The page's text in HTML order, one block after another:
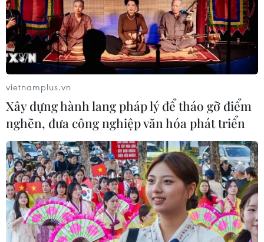
TIN CÙNG CHUYÊN MỤC
Iran ra điều kiện yêu cầu Mỹ rút
vietnamplus.vn
Xây dựng hành lang pháp lý để tháo gỡ điểm
nghẽn, đưa công nghiệp văn hóa phát triển